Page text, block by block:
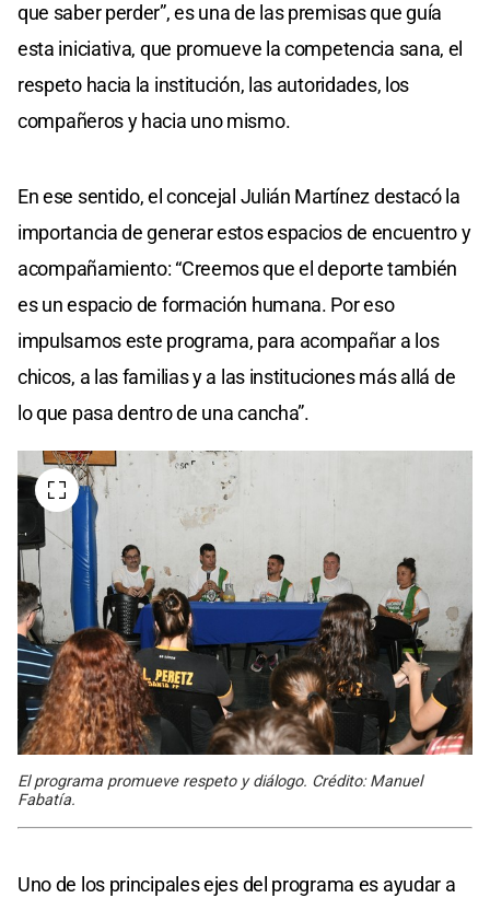
que saber perder”, es una de las premisas que guía
esta iniciativa, que promueve la competencia sana, el
respeto hacia la institución, las autoridades, los
compañeros y hacia uno mismo.
En ese sentido, el concejal Julián Martínez destacó la
importancia de generar estos espacios de encuentro y
acompañamiento: “Creemos que el deporte también
es un espacio de formación humana. Por eso
impulsamos este programa, para acompañar a los
chicos, a las familias y a las instituciones más allá de
lo que pasa dentro de una cancha”.
El programa promueve respeto y diálogo. Crédito: Manuel
Fabatía.
Uno de los principales ejes del programa es ayudar a